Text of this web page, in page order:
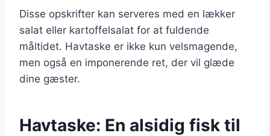
Disse opskrifter kan serveres med en lækker
salat eller kartoffelsalat for at fuldende
måltidet. Havtaske er ikke kun velsmagende,
men også en imponerende ret, der vil glæde
dine gæster.
Havtaske: En alsidig fisk til